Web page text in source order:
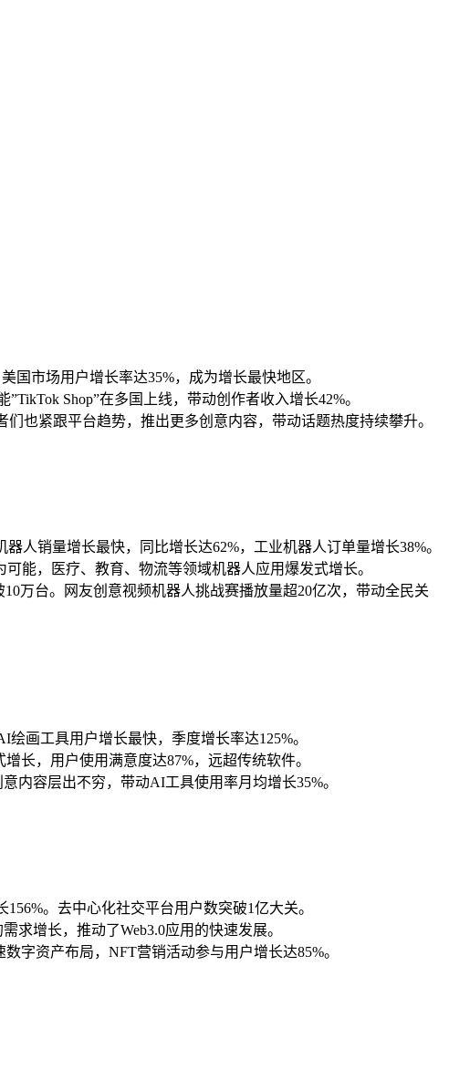
市场用户增长率达35%，成为增长最快地区。
Shop”在多国上线，带动创作者收入增长42%。
也紧跟平台趋势，推出更多创意内容，带动话题热度持续攀升。
人销量增长最快，同比增长达62%，工业机器人订单量增长38%。
能，医疗、教育、物流等领域机器人应用爆发式增长。
万台。网友创意视频机器人挑战赛播放量超20亿次，带动全民关
画工具用户增长最快，季度增长率达125%。
长，用户使用满意度达87%，远超传统软件。
内容层出不穷，带动AI工具使用率月均增长35%。
。去中心化社交平台用户数突破1亿大关。
增长，推动了Web3.0应用的快速发展。
字资产布局，NFT营销活动参与用户增长达85%。